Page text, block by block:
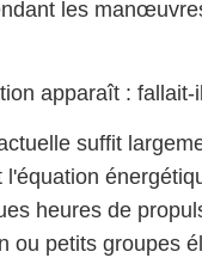
les
apparaît :
suffit
l'équation
heures de
ou petits groupes